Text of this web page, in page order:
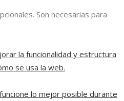
Son necesarias para
la funcionalidad y estructura
se usa la web.
lo mejor posible durante